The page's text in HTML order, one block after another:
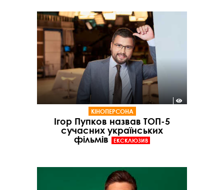
КІНОПЕРСОНА
Ігор Пупков назвав ТОП-5
сучасних українських
фільмів
ЕКСКЛЮЗИВ